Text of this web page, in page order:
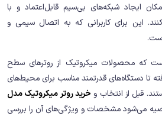
ایجاد شبکه‌های بی‌سیم قابل‌اعتماد و با
این برای کاربرانی که به اتصال سیمی و
که محصولات میکروتیک از روترهای سطح
تا دستگاه‌های قدرتمند مناسب برای محیط‌های
قبل از انتخاب و خرید روتر میکروتیک مدل
می‌شود مشخصات و ویژگی‌های آن را بررسی